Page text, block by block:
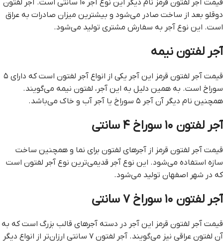
قيمت آجر لفتون قرمز نام دیگر این نوع آجر ۱۰ سانتی است. آجر لفتون
دوقلو بعد از ساخت صادر می‌شود و بیشترین میزان صادرات به عراق
است. این نوع آجر به سفارش مشتری تولید می‌شود.
آجر لفتون نیمه
قيمت آجر لفتون قرمز این آجر یکی از انواع آجر لفتون است که دارای ۵
سوراخ است. به همین دلیل به این آجر، لفتون نیمه می‌گویند.
همچنین نام دیگر آن آجر ۵ سوراخ یا آجر آب و خاک می‌باشد.
آجر لفتون ۱۰ سوراخ ۴ سانتی
قيمت آجر لفتون قرمز از آجرهای لفتون برای نما و همچنین ساخت
سازه استفاده می‌شود. این نوع آجر قدیمی‌ترین نوع آجر لفتون است
که در شهر اصفهان تولید می‌شود.
آجر لفتون ۱۰ سوراخ ۷ سانتی
قيمت آجر لفتون قرمز این آجر در دسته آجرهای قالب بزرگ است که به
آن لفتون عراقی نیز می‌گویند. آجر لفتون ۷ سانتی ارزان‌تر از انواع دیگر